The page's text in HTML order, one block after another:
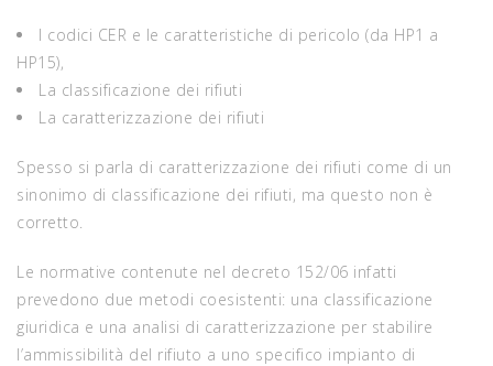
I codici CER e le caratteristiche di pericolo (da HP1 a
HP15),
La classificazione dei rifiuti
La caratterizzazione dei rifiuti
Spesso si parla di caratterizzazione dei rifiuti come di un
sinonimo di classificazione dei rifiuti, ma questo non è
corretto.
Le normative contenute nel decreto 152/06 infatti
prevedono due metodi coesistenti: una classificazione
giuridica e una analisi di caratterizzazione per stabilire
l’ammissibilità del rifiuto a uno specifico impianto di